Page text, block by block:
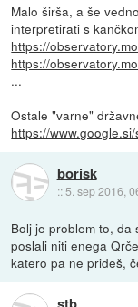
Malo širša, a še
interpretirati s
https://
https://
...
Ostale "varne"
https://
borisk
:: 5. sep 2016,
Bolj je problem to, da
poslali niti enega
katero pa ne prideš,